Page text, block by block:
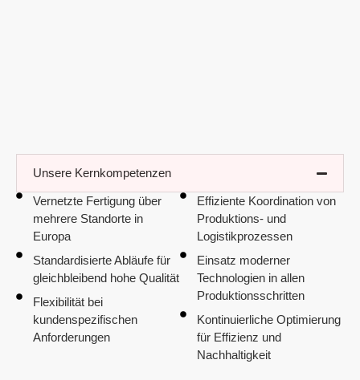
Unsere Kernkompetenzen
Vernetzte Fertigung über
mehrere Standorte in
Europa
Standardisierte Abläufe für
gleichbleibend hohe Qualität
Flexibilität bei
kundenspezifischen
Anforderungen
Effiziente Koordination von
Produktions- und
Logistikprozessen
Einsatz moderner
Technologien in allen
Produktionsschritten
Kontinuierliche Optimierung
für Effizienz und
Nachhaltigkeit